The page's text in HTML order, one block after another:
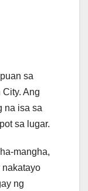
sa
Ang
na isa sa
sa lugar.
mangha,
ng